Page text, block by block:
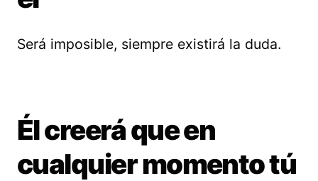
Será imposible, siempre existirá la duda.
Él creerá que en
cualquier momento tú